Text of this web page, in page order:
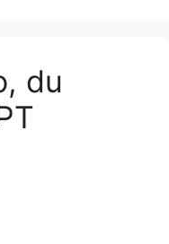
du